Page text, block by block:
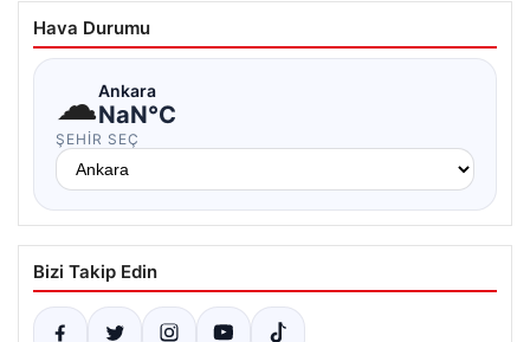
Hava Durumu
☁Ankara
NaN°C
ŞEHIR SEÇ
Bizi Takip Edin